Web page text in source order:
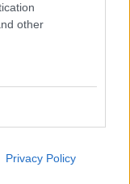
other
Privacy Policy